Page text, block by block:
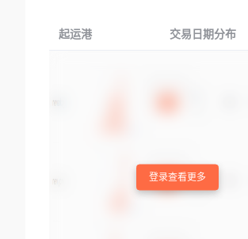
起运港 交易日期分布
登录查看更多